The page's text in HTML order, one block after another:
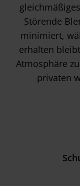
Störende
minimiert,
erhalten
Atmosphäre
privaten